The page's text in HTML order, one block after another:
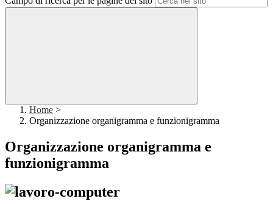
Home >
Organizzazione organigramma e funzionigramma
Organizzazione organigramma e
funzionigramma